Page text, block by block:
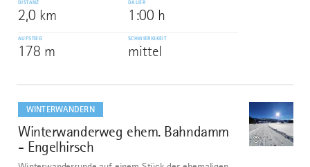
DISTANZ
2,0 km
DAUER
1:00 h
AUFSTIEG
178 m
SCHWIERIGKEIT
mittel
WINTERWANDERN
7
Winterwanderweg ehem. Bahndamm
- Engelhirsch
©
dazu